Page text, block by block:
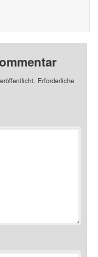
Erforderliche